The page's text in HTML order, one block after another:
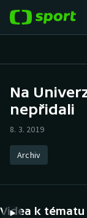
ME v plavání
Hokej
Na
nepřidali
8. 3. 2019
Archiv
Videa k tématu